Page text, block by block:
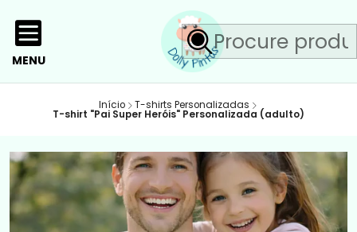
MENU
Início T-shirts Personalizadas
T-shirt "Pai Super Heróis" Personalizada (adulto)